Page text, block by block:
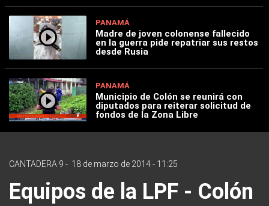
PANAMÁ
Madre de joven colonense fallecido
en la guerra pide repatriar sus restos
desde Rusia
PANAMÁ
Municipio de Colón se reunirá con
diputados para reiterar solicitud de
fondos de la Zona Libre
CANTADERA 9 - 18 de marzo de 2014 - 11:25
Equipos de la LPF - Colón